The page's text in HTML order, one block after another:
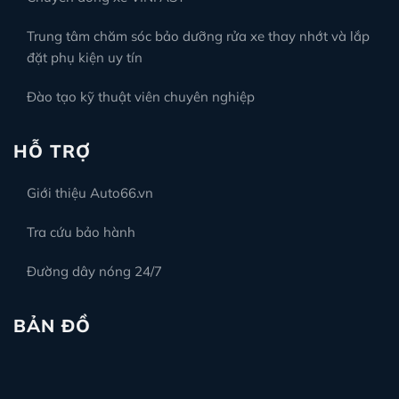
Trung tâm chăm sóc bảo dưỡng rửa xe thay nhớt và lắp
đặt phụ kiện uy tín
Đào tạo kỹ thuật viên chuyên nghiệp
HỖ TRỢ
Giới thiệu Auto66.vn
Tra cứu bảo hành
Đường dây nóng 24/7
BẢN ĐỒ